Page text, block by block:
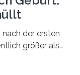
der ersten
größer als
Euro